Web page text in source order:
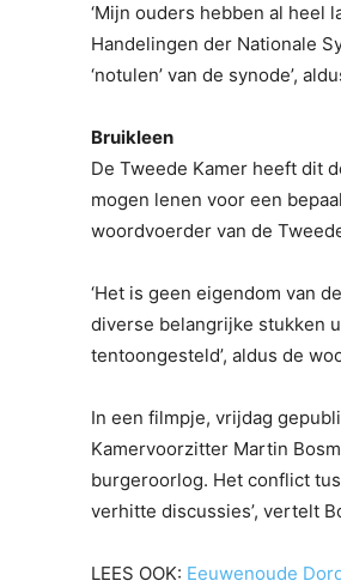
‘Mijn ouders hebben al heel
Handelingen der Nationale
‘notulen’ van de synode’,
Bruikleen
De Tweede Kamer heeft dit
mogen lenen voor een
woordvoerder van de
‘Het is geen eigendom van
diverse belangrijke stukken
tentoongesteld’, aldus de
In een filmpje, vrijdag
Kamervoorzitter Martin
burgeroorlog. Het conflict
verhitte discussies’, vertelt
LEES OOK: Eeuwenoude